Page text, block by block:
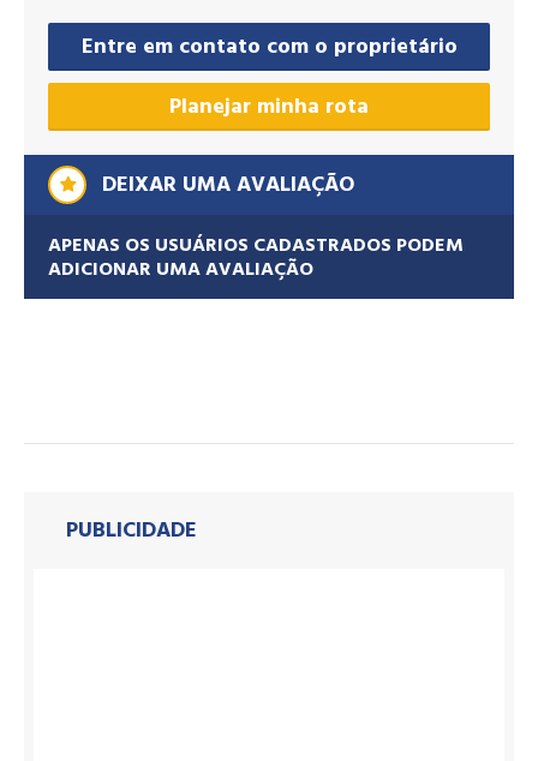
Entre em contato com o proprietário
Planejar minha rota
DEIXAR UMA AVALIAÇÃO
APENAS OS USUÁRIOS CADASTRADOS PODEM
ADICIONAR UMA AVALIAÇÃO
PUBLICIDADE